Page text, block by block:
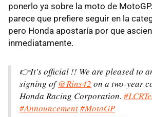
ponerlo ya sobre la moto de
parece que prefiere seguir en la
pero Honda apostaría por que
inmediatamente.
👉It's official !! We are pleased to
signing of@Rins42 on a two-year
Honda Racing Corporation.
#Announcement#MotoGP